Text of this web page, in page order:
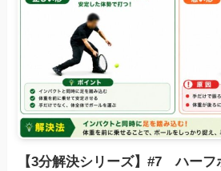
【3分解決シリーズ】#7 ハーフ